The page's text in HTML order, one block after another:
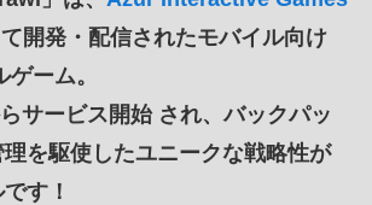
開発・配信されたモバイル向け
ゲーム。
サービス開始され、バックパッ
を駆使したユニークな戦略性が
す！